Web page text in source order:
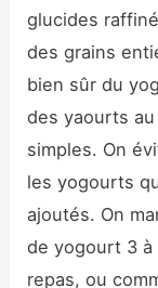
glucides
des grains
bien sûr du
des yaourts
simples. On
les yogourts
ajoutés. On
de yogourt 3 à
repas, ou